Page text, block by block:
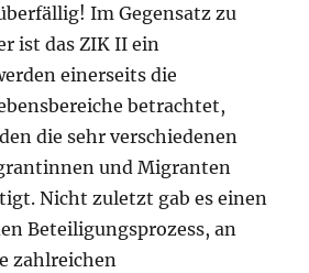
Im Gegensatz zu
ist das ZIK II ein
einerseits die
betrachtet,
die sehr verschiedenen
und Migranten
Nicht zuletzt gab es einen
Beteiligungsprozess, an
zahlreichen